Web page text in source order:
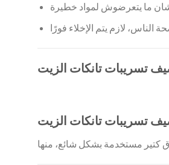
تسريبات تانكات الزيت
تسريبات تانكات الزيت